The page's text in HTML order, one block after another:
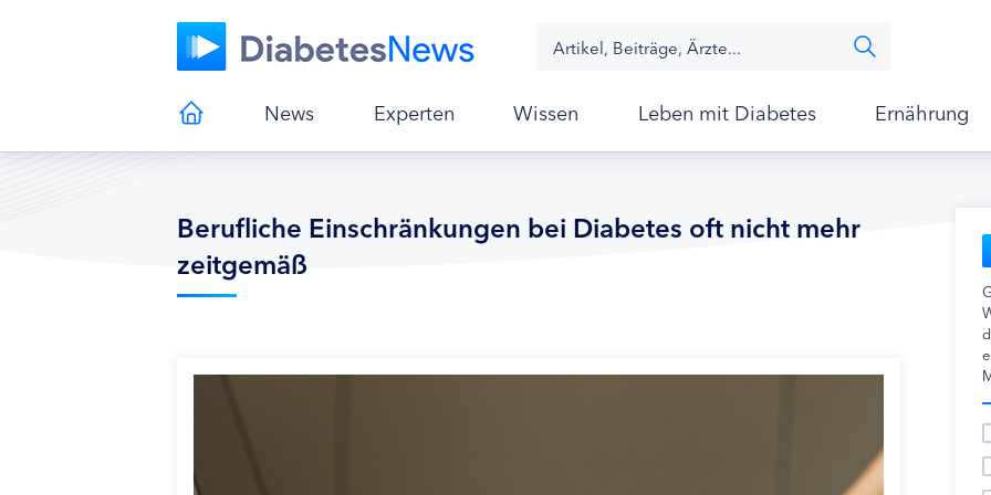
News Experten Wissen Leben mit Diabetes Ernährung
Berufliche Einschränkungen bei Diabetes oft nicht mehr
zeitgemäß